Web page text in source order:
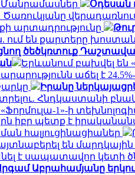
Մանրամասներ
Օդեսան
արտադրությունը
ում են քարտերը
ծեծկռտուք Դաշտավան
Երևանում բախվել են
աճել է
Իրանը
Հնդկաստանի
1»-ի
իբր պետք է
հալյուցինացիաներ
են մարդկային
է սապատավոր կետի
Աբրահամյանը